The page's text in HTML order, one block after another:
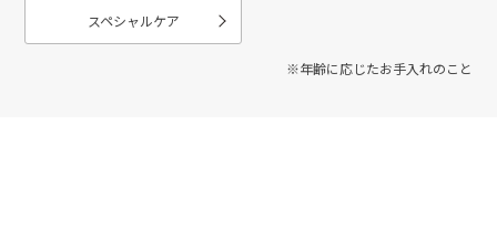
スペシャルケア
※年齢に応じたお手入れのこと